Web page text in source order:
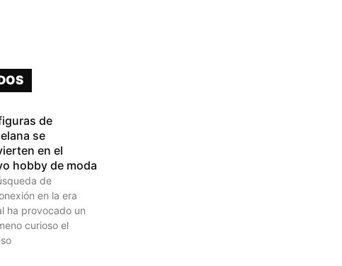
de
se
en el
hobby de moda
de
en la era
ha provocado un
curioso el